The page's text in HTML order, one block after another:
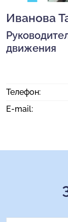
Иванова
движения
Телефон:
E-mail: